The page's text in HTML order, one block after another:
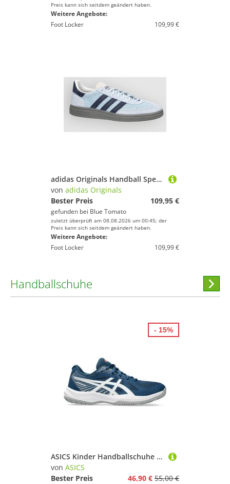
Preis kann sich seitdem geändert haben.
Weitere Angebote:
Foot Locker
109,99 €
adidas Originals Handball Spezial Sneakers crsk
von adidas Originals
Bester Preis
109,95 €
gefunden bei Blue Tomato
zuletzt überprüft am 08.08.2026 um 00:45; der
Preis kann sich seitdem geändert haben.
Weitere Angebote:
Foot Locker
109,99 €
Handballschuhe
ASICS Kinder Handballschuhe UPCOURT 6 GS
von ASICS
Bester Preis
46,90 € 55,00 €
- 15%